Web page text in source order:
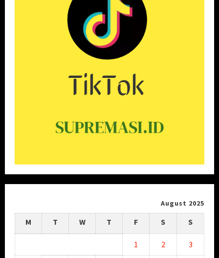
August 2025
M T W T F S S
1 2 3